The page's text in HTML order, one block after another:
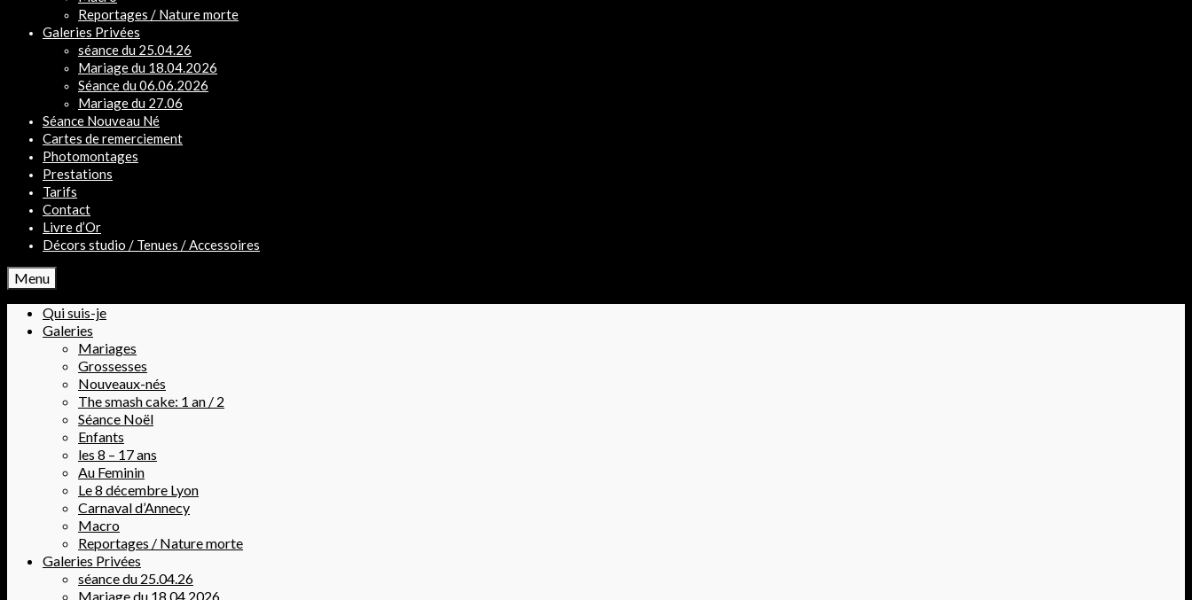
Reportages / Nature morte
Galeries Privées
séance du 25.04.26
Mariage du 18.04.2026
Séance du 06.06.2026
Mariage du 27.06
Séance Nouveau Né
Cartes de remerciement
Photomontages
Prestations
Tarifs
Contact
Livre d’Or
Décors studio / Tenues / Accessoires
Menu
Qui suis-je
Galeries
Mariages
Grossesses
Nouveaux-nés
The smash cake: 1 an / 2
Séance Noël
Enfants
les 8 – 17 ans
Au Feminin
Le 8 décembre Lyon
Carnaval d’Annecy
Macro
Reportages / Nature morte
Galeries Privées
séance du 25.04.26
Mariage du 18.04.2026